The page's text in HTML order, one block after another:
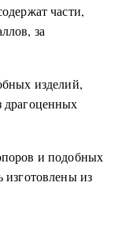
части,
за
изделий,
драгоценных
и подобных
изготовлены из